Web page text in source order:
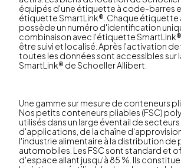
équipés d'une étiquette à code-barres
étiquette SmartLink®. Chaque
possède un numéro d'identification
combinaison avec l'étiquette
être suivi et localisé. Après l'activation de
toutes les données sont accessibles sur
SmartLink® de Schoeller Allibert.
Une gamme sur mesure de conteneurs
Nos petits conteneurs pliables (FSC)
utilisés dans un large éventail de
d'applications, de la chaîne
l'industrie alimentaire à la distribution de
automobiles. Les FSC sont standard et
d'espace allant jusqu'à 85 %. Ils